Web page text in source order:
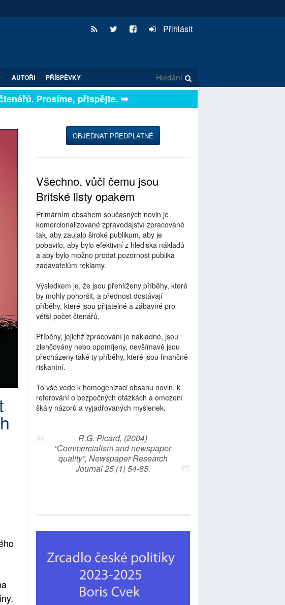
Přihlásit
AUTOŘI PŘÍSPĚVKY
Prosíme, přispějte. ➥
OBJEDNAT PŘEDPLATNÉ
Všechno, vůči čemu jsou
Britské listy opakem
Primárním obsahem současných novin je
komercionalizované zpravodajství zpracované
tak, aby zaujalo široké publikum, aby je
pobavilo, aby bylo efektivní z hlediska nákladů
a aby bylo možno prodat pozornost publika
zadavatelům reklamy.
Výsledkem je, že jsou přehlíženy příběhy, které
by mohly pohoršit, a přednost dostávají
příběhy, které jsou přijatelné a zábavné pro
větší počet čtenářů.
Příběhy, jejichž zpracování je nákladné, jsou
zlehčovány nebo opomíjeny, nevšímavě jsou
přecházeny také ty příběhy, které jsou finančně
riskantní.
To vše vede k homogenizaci obsahu novin, k
referování o bezpečných otázkách a omezení
škály názorů a vyjadřovaných myšlenek.
R.G. Picard, (2004)
“Commercialism and newspaper
quality”, Newspaper Research
Journal 25 (1) 54-65.